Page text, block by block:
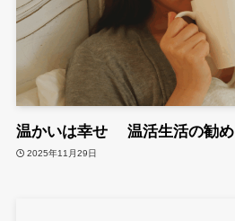
温かいは幸せ 温活生活の勧め
2025年11月29日